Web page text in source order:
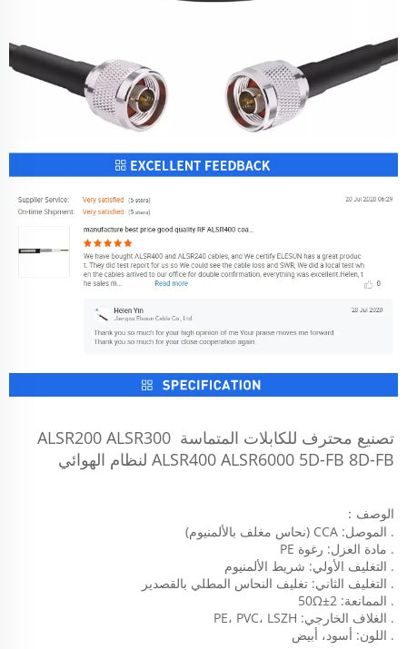
تصنيع محترف للكابلات المتماسة ALSR200 ALSR300
ALSR400 ALSR6000 5D-FB 8D-FB لنظام الهوائي
الوصف：
. الموصل: CCA (نحاس مغلف بالألمنيوم)
. مادة العزل: رغوة PE
. التغليف الأولي: شريط الألمنيوم
. التغليف الثاني: تغليف النحاس المطلي بالقصدير
. الممانعة: 50Ω±2
. الغلاف الخارجي: PE، PVC، LSZH
. اللون: أسود، أبيض